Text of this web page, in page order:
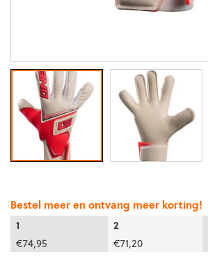
Bestel meer en ontvang meer korting!
1
2
€74,95 €71,20